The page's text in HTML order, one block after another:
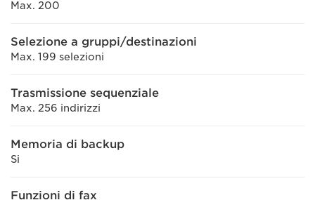
Max. 200
Selezione a gruppi/destinazioni
Max. 199 selezioni
Trasmissione sequenziale
Max. 256 indirizzi
Memoria di backup
Si
Funzioni di fax